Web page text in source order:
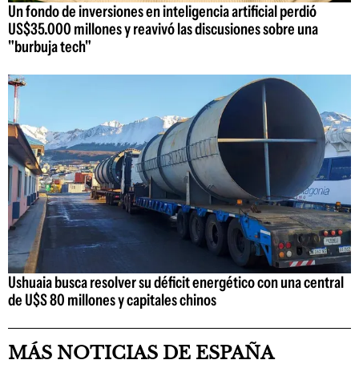
Un fondo de inversiones en inteligencia artificial perdió
US$35.000 millones y reavivó las discusiones sobre una
"burbuja tech"
Ushuaia busca resolver su déficit energético con una central
de U$S 80 millones y capitales chinos
MÁS NOTICIAS DE ESPAÑA